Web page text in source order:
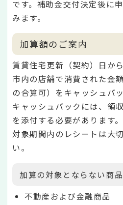
です。補助金交付決定後に
みます。
加算額のご案内
賃貸住宅更新（契約）日か
市内の店舗で消費された金
の合算可）をキャッシュバッ
キャッシュバックには、領
を添付する必要があります。
対象期間内のレシートは大
い。
加算の対象とならない商
不動産および金融商品